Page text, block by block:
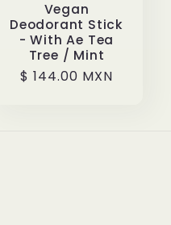
Vegan
Deodorant Stick
- With Ae Tea
Tree / Mint
Regular
$ 144.00 MXN